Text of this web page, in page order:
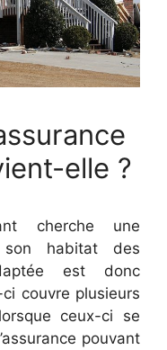
elle ?
cherche une
son habitat des
est donc
couvre plusieurs
ceux-ci se
pouvant